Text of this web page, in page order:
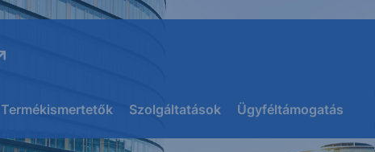
Termékismertetők Szolgáltatások Ügyféltámogatás